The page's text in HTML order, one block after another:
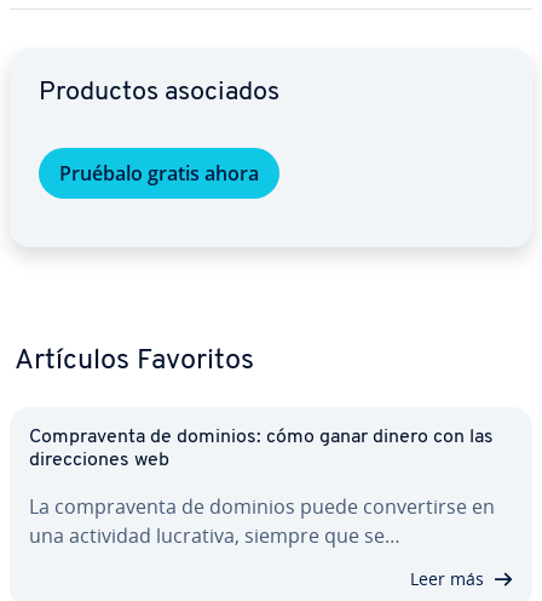
Productos asociados
Pruébalo gratis ahora
Artículos Favoritos
Co­m­pra­ve­n­ta de dominios: cómo ganar dinero con las
di­re­c­cio­nes web
La co­m­pra­ve­n­ta de dominios puede co­n­ve­r­ti­r­se en
una actividad lucrativa, siempre que se…
Leer más